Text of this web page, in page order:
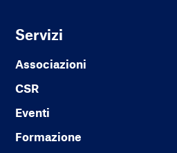
Servizi
Associazioni
CSR
Eventi
Formazione